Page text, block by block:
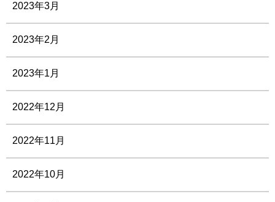
2023年3月
2023年2月
2023年1月
2022年12月
2022年11月
2022年10月